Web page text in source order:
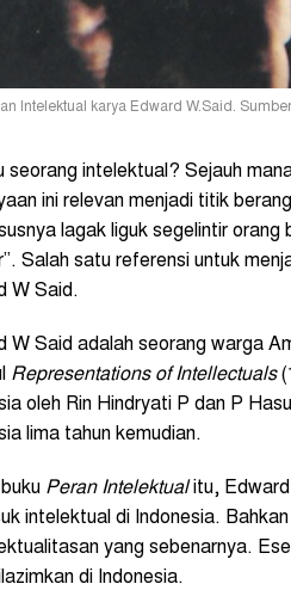
Intelektual karya Edward W.Said.
seorang intelektual? Sejauh
ini relevan menjadi titik
lagak liguk segelintir orang
Salah satu referensi untuk
W Said.
W Said adalah seorang warga
Representations of Intellectuals
oleh Rin Hindryati P dan P
lima tahun kemudian.
Peran Intelektualitu, Edward
intelektual di Indonesia.
yang sebenarnya.
di Indonesia.